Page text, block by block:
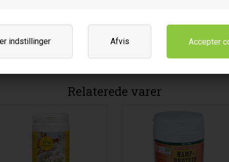
indstillinger Afvis
Nydamsvej 13-15
DK-8362 Hørning
Relaterede varer